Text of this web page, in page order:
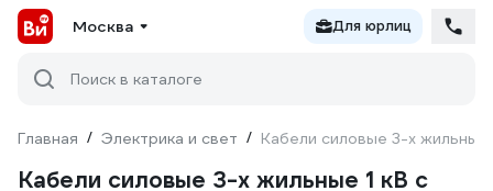
Москва Для юрлиц
Поиск в каталоге
Главная / Электрика и свет / Кабели силовые 3-х жильные
Кабели силовые 3-х жильные 1 кВ с